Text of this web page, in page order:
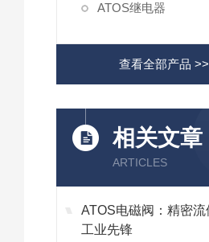
ATOS继电器
查看全部产品 >>
相关文章
ARTICLES
ATOS电磁阀：精密流
工业先锋